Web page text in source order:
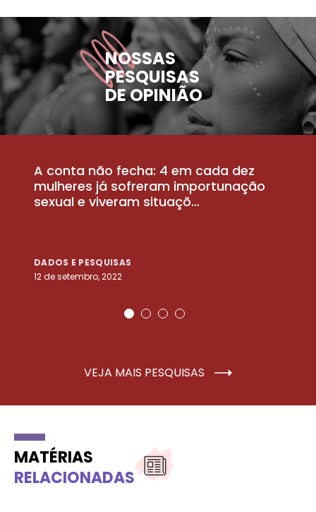
NOSSAS
PESQUISAS
DE OPINIÃO
A conta não fecha: 4 em cada dez
mulheres já sofreram importunação
sexual e viveram situaçõ...
DADOS E PESQUISAS
12 de setembro, 2022
VEJA MAIS PESQUISAS
MATÉRIAS
RELACIONADAS